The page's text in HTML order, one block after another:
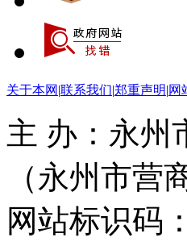
关于本网 |联系我们|郑重声明|网
主 办：永州
（永州市营
网站标识码